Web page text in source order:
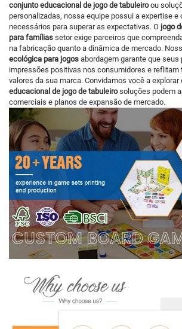
conjunto educacional de jogo de tabuleiroou
personalizadas, nossa equipe possui a expertise e
necessários para superar as expectativas. O jogo
para famílias setor exige parceiros que
na fabricação quanto a dinâmica de mercado.
ecológica para jogos abordagem garante que seus
impressões positivas nos consumidores e reflitam
valores da sua marca. Convidamos você a
educacional de jogo de tabuleirosoluções podem
comerciais e planos de expansão de mercado.